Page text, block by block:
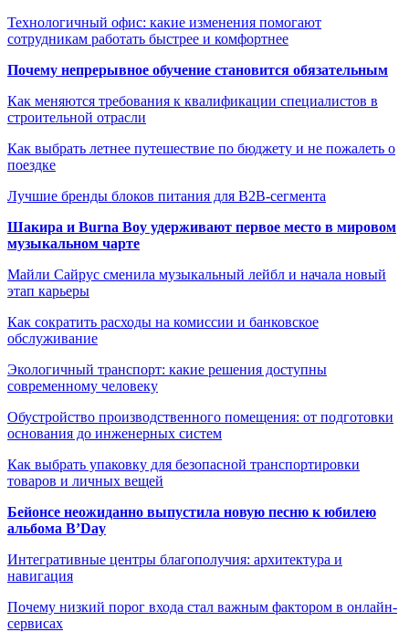
Технологичный офис: какие изменения помогают
сотрудникам работать быстрее и комфортнее
Почему непрерывное обучение становится обязательным
Как меняются требования к квалификации специалистов в
строительной отрасли
Как выбрать летнее путешествие по бюджету и не пожалеть о
поездке
Лучшие бренды блоков питания для B2B-сегмента
Шакира и Burna Boy удерживают первое место в мировом
музыкальном чарте
Майли Сайрус сменила музыкальный лейбл и начала новый
этап карьеры
Как сократить расходы на комиссии и банковское
обслуживание
Экологичный транспорт: какие решения доступны
современному человеку
Обустройство производственного помещения: от подготовки
основания до инженерных систем
Как выбрать упаковку для безопасной транспортировки
товаров и личных вещей
Бейонсе неожиданно выпустила новую песню к юбилею
альбома B’Day
Интегративные центры благополучия: архитектура и
навигация
Почему низкий порог входа стал важным фактором в онлайн-
сервисах